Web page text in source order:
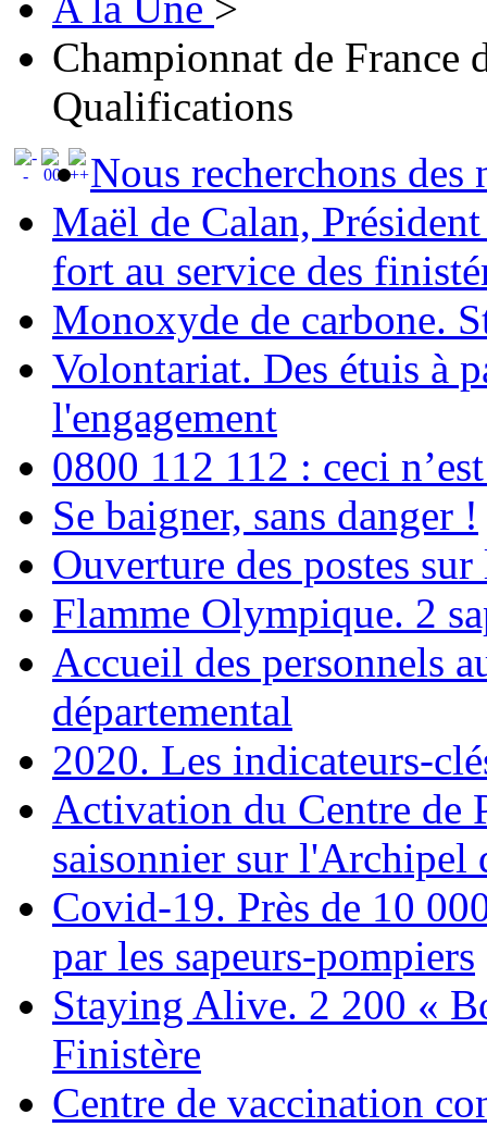
Championnat de France
Qualifications
Nous recherchons des
Maël de Calan,
fort au service des
Monoxyde de carbone.
Volontariat. Des étuis à
l'engagement
0800 112 112 : ceci
Se baigner, sans danger !
Ouverture des postes sur
Flamme Olympique. 2
Accueil des personnels
départemental
2020. Les indicateurs-
Activation du Centre de
saisonnier sur l'Archipel
Covid-19. Près de 10
par les sapeurs-pompiers
Staying Alive. 2 200 «
Finistère
Centre de vaccination